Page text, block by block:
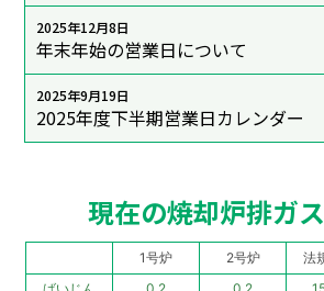
年末年始の営業日について
2025年12月8日
2025年度下半期営業日カレンダー
2025年9月19日
現在の焼却炉排ガ